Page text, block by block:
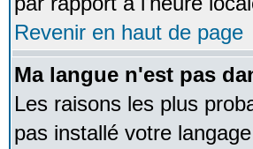
Revenir en haut de page
Ma langue n'est pas
Les raisons les plus
pas installé votre